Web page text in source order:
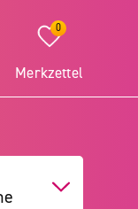
0
Merkzettel